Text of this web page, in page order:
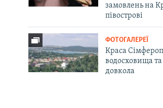
замовлень на
півострові
ФОТОГАЛЕРЕЇ
Краса
водосховища та
довкола